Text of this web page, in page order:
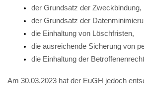
der Grundsatz der Zweckbindung,
der Grundsatz der
die Einhaltung von Löschfristen,
die ausreichende Sicherung von
die Einhaltung der
Am 30.03.2023 hat der EuGH jedoch